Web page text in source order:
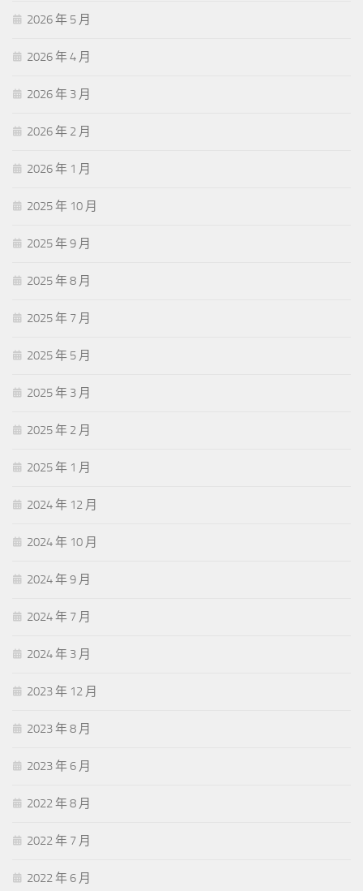
2026 年 5 月
2026 年 4 月
2026 年 3 月
2026 年 2 月
2026 年 1 月
2025 年 10 月
2025 年 9 月
2025 年 8 月
2025 年 7 月
2025 年 5 月
2025 年 3 月
2025 年 2 月
2025 年 1 月
2024 年 12 月
2024 年 10 月
2024 年 9 月
2024 年 7 月
2024 年 3 月
2023 年 12 月
2023 年 8 月
2023 年 6 月
2022 年 8 月
2022 年 7 月
2022 年 6 月